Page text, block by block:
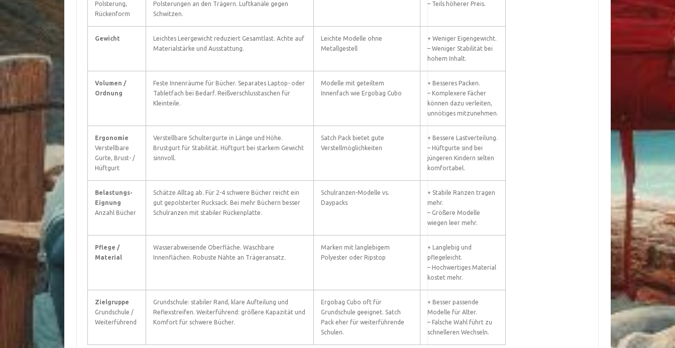
Polsterung,
Rückenform
Polsterungen an den Trägern. Luftkanäle gegen
Schwitzen.
– Teils höherer Preis.
Gewicht
Leichtes Leergewicht reduziert Gesamtlast. Achte auf
Materialstärke und Ausstattung.
Leichte Modelle ohne
Metallgestell
+ Weniger Eigengewicht.
– Weniger Stabilität bei
hohem Inhalt.
Volumen /
Ordnung
Feste Innenräume für Bücher. Separates Laptop- oder
Tabletfach bei Bedarf. Reißverschlusstaschen für
Kleinteile.
Modelle mit geteiltem
Innenfach wie Ergobag Cubo
+ Besseres Packen.
– Komplexere Fächer
können dazu verleiten,
unnötiges mitzunehmen.
Ergonomie
Verstellbare
Gurte, Brust- /
Hüftgurt
Verstellbare Schultergurte in Länge und Höhe.
Brustgurt für Stabilität. Hüftgurt bei starkem Gewicht
sinnvoll.
Satch Pack bietet gute
Verstellmöglichkeiten
+ Bessere Lastverteilung.
– Hüftgurte sind bei
jüngeren Kindern selten
komfortabel.
Belastungs-
Eignung
Anzahl Bücher
Schätze Alltag ab. Für 2-4 schwere Bücher reicht ein
gut gepolsterter Rucksack. Bei mehr Büchern besser
Schulranzen mit stabiler Rückenplatte.
Schulranzen-Modelle vs.
Daypacks
+ Stabile Ranzen tragen
mehr.
– Größere Modelle
wiegen leer mehr.
Pflege /
Material
Wasserabweisende Oberfläche. Waschbare
Innenflächen. Robuste Nähte an Trägeransatz.
Marken mit langlebigem
Polyester oder Ripstop
+ Langlebig und
pflegeleicht.
– Hochwertiges Material
kostet mehr.
Zielgruppe
Grundschule /
Weiterführend
Grundschule: stabiler Rand, klare Aufteilung und
Reflexstreifen. Weiterführend: größere Kapazität und
Komfort für schwere Bücher.
Ergobag Cubo oft für
Grundschule geeignet. Satch
Pack eher für weiterführende
Schulen.
+ Besser passende
Modelle für Alter.
– Falsche Wahl führt zu
schnelleren Wechseln.